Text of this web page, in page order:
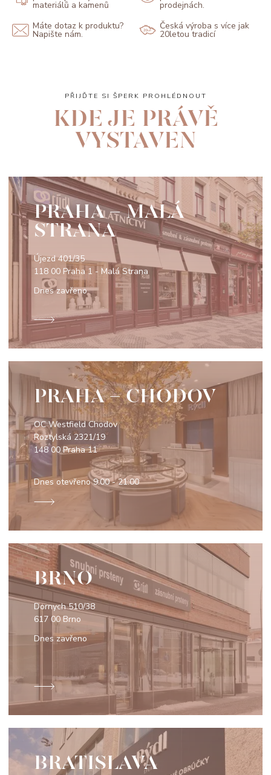
materiálů a kamenů
prodejnách.
Máte dotaz k produktu?
Napište nám.
Česká výroba s více jak
20letou tradicí
PŘIJĎTE SI ŠPERK PROHLÉDNOUT
KDE JE PRÁVĚ
VYSTAVEN
PRAHA - MALÁ
STRANA
Újezd 401/35
118 00 Praha 1 - Malá Strana
Dnes zavřeno
PRAHA - CHODOV
OC Westfield Chodov
Roztylská 2321/19
148 00 Praha 11
Dnes otevřeno9:00 - 21:00
BRNO
Dornych 510/38
617 00 Brno
Dnes zavřeno
BRATISLAVA